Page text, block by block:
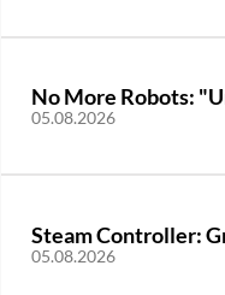
No More Robots:
05.08.2026
Steam Controller:
05.08.2026